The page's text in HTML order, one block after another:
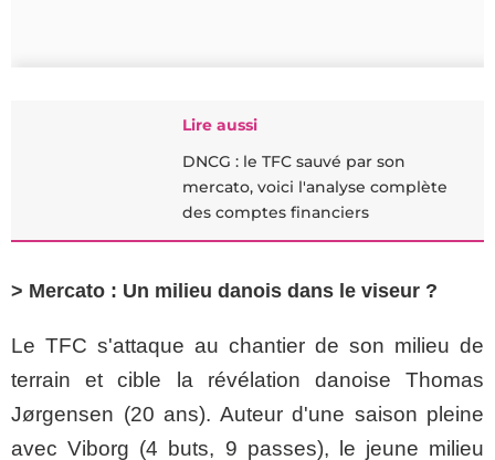
Lire aussi
DNCG : le TFC sauvé par son
mercato, voici l'analyse complète
des comptes financiers
> Mercato : Un milieu danois dans le viseur ?
Le TFC s'attaque au chantier de son milieu de
terrain et cible la révélation danoise Thomas
Jørgensen (20 ans). Auteur d'une saison pleine
avec Viborg (4 buts, 9 passes), le jeune milieu